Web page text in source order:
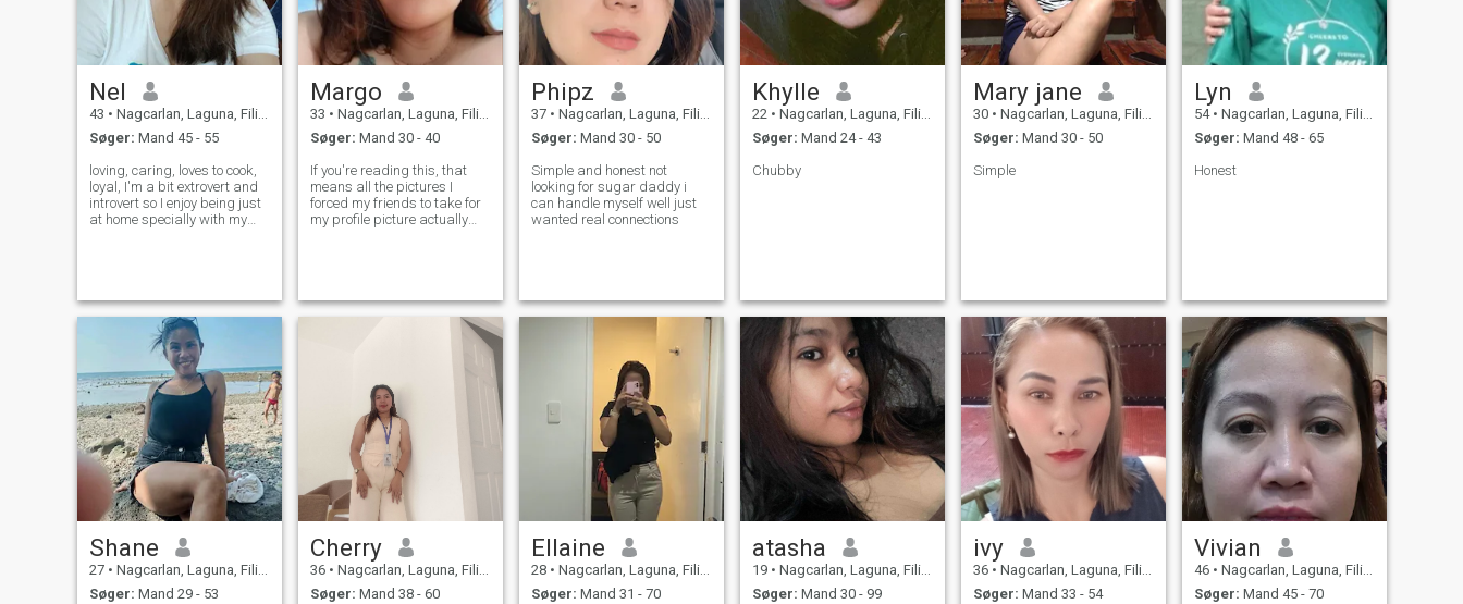
Nel
43 • Nagcarlan, Laguna, Filippinerne
Søger: Mand 45 - 55
loving, caring, loves to cook,
loyal, I'm a bit extrovert and
introvert so I enjoy being just
at home specially with my
say about myself bu
Margo
33 • Nagcarlan, Laguna, Filippinerne
Søger: Mand 30 - 40
If you're reading this, that
means all the pictures I
forced my friends to take for
my profile picture actually
hopeless romantic love story,
fu
Phipz
37 • Nagcarlan, Laguna, Filippinerne
Søger: Mand 30 - 50
Simple and honest not
looking for sugar daddy i
can handle myself well just
wanted real connections
Khylle
22 • Nagcarlan, Laguna, Filippinerne
Søger: Mand 24 - 43
Chubby
Mary jane
30 • Nagcarlan, Laguna, Filippinerne
Søger: Mand 30 - 50
Simple
Lyn
54 • Nagcarlan, Laguna, Filippinerne
Søger: Mand 48 - 65
Honest
Shane
27 • Nagcarlan, Laguna, Filippinerne
Søger: Mand 29 - 53
Cherry
36 • Nagcarlan, Laguna, Filippinerne
Søger: Mand 38 - 60
Ellaine
28 • Nagcarlan, Laguna, Filippinerne
Søger: Mand 31 - 70
atasha
19 • Nagcarlan, Laguna, Filippinerne
Søger: Mand 30 - 99
ivy
36 • Nagcarlan, Laguna, Filippinerne
Søger: Mand 33 - 54
Vivian
46 • Nagcarlan, Laguna, Filippinerne
Søger: Mand 45 - 70